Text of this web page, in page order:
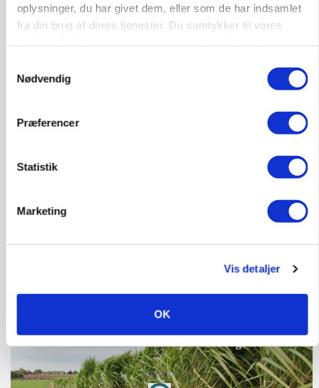
oplysninger, du har givet dem, eller som de har indsamlet
fra din brug af deres tjenester. Du samtykker til vores
Nødvendig
Præferencer
Statistik
Marketing
Vis detaljer
OK
GRISE
Svineproducenter kalder Danish Crowns pris en
katastrofe
Forserie til selvkørende skårlægger afprøves i år
Annonce